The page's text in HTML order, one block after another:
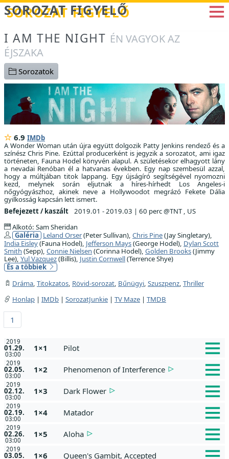
Betöltés...
SOROZAT FIGYELŐ
I AM THE NIGHT ÉN VAGYOK AZ
ÉJSZAKA
Sorozatok
6.9 IMDb
A Wonder Woman után újra együtt dolgozik Patty Jenkins rendező és a
színész Chris Pine. Ezúttal producerként is jegyzik a sorozatot, ami igaz
történeten, Fauna Hodel könyvén alapul. A születésekor elhagyott lány
a nevadai Renóban él a hatvanas években. Egy nap szembesül azzal,
hogy a múltjában titok lappang. Egy újságíró segítségével nyomozni
kezd, melynek során eljutnak a híres-hírhedt Los Angeles-i
nőgyógyászhoz, akinek neve a Hollywoodot megrázó Fekete Dália
gyilkosság kapcsán lett ismert.
Befejezett / kaszált
2019.01 - 2019.03 | 60 perc @TNT , US
Alkotó: Sam Sheridan
Galéria Leland Orser(Peter Sullivan), Chris Pine(Jay Singletary),
India Eisley(Fauna Hodel), Jefferson Mays(George Hodel), Dylan Scott
Smith (Sepp), Connie Nielsen (Corinna Hodel), Golden Brooks(Jimmy
Lee), Yul Vazquez(Billis), Justin Cornwell(Terrence Shye)
És a többiek
Dráma, Titokzatos, Rövid-sorozat, Bűnügyi, Szuszpenz, Thriller
Honlap | IMDb | SorozatJunkie | TV Maze | TMDB
1
2019
01.29.
03:00
1×1 Pilot
2019
02.05.
03:00
1×2 Phenomenon of Interference
2019
02.12.
03:00
1×3 Dark Flower
2019
02.19.
03:00
1×4 Matador
2019
02.26.
03:00
1×5 Aloha
2019
03.05. 1×6 Queen's Gambit, Accepted